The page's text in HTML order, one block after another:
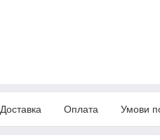
Доставка Оплата Умови